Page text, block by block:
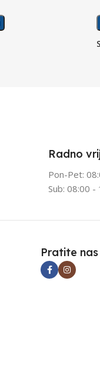
Radno
Pon-Pet:
Sub: 08:00 -
Pratite nas